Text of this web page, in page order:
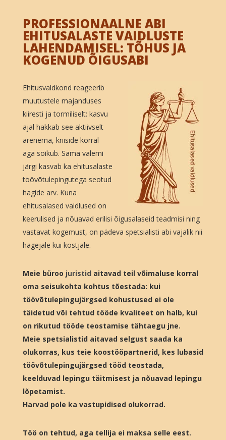
PROFESSIONAALNE ABI
EHITUSALASTE VAIDLUSTE
LAHENDAMISEL: TÕHUS JA
KOGENUD ÕIGUSABI
Ehitusvaldkond reageerib
muutustele majanduses
kiiresti ja tormiliselt: kasvu
ajal hakkab see aktiivselt
arenema, kriiside korral
aga soikub. Sama valemi
järgi kasvab ka ehitusalaste
töövõtulepingutega seotud
hagide arv. Kuna
ehitusalased vaidlused on
keerulised ja nõuavad erilisi õigusalaseid teadmisi ning
vastavat kogemust, on pädeva spetsialisti abi vajalik nii
hagejale kui kostjale.
Meie büroo juristid aitavad teil võimaluse korral
oma seisukohta kohtus tõestada: kui
töövõtulepingujärgsed kohustused ei ole
täidetud või tehtud tööde kvaliteet on halb, kui
on rikutud tööde teostamise tähtaegu jne.
Meie spetsialistid aitavad selgust saada ka
olukorras, kus teie koostööpartnerid, kes lubasid
töövõtulepingujärgsed tööd teostada,
keelduvad lepingu täitmisest ja nõuavad lepingu
lõpetamist.
Harvad pole ka vastupidised olukorrad.
Töö on tehtud, aga tellija ei maksa selle eest.